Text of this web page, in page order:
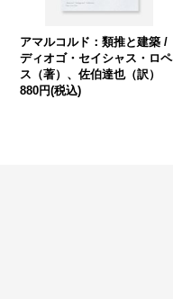
アマルコルド：類推と建築 /
ディオゴ・セイシャス・ロペ
ス（著）、佐伯達也（訳）
880円(税込)